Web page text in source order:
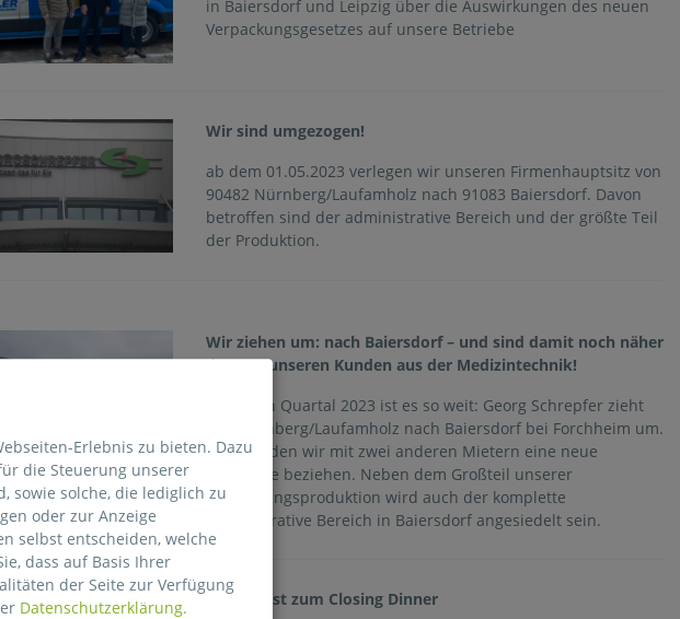
in Baiersdorf und Leipzig über die Auswirkungen des neuen
Verpackungsgesetzes auf unsere Betriebe
Wir sind umgezogen!
ab dem 01.05.2023 verlegen wir unseren Firmenhauptsitz von
90482 Nürnberg/Laufamholz nach 91083 Baiersdorf. Davon
betroffen sind der administrative Bereich und der größte Teil
der Produktion.
Wir ziehen um: nach Baiersdorf – und sind damit noch näher
dran an unseren Kunden aus der Medizintechnik!
Im ersten Quartal 2023 ist es so weit: Georg Schrepfer zieht
von Nürnberg/Laufamholz nach Baiersdorf bei Forchheim um.
Dort werden wir mit zwei anderen Mietern eine neue
Immobilie beziehen. Neben dem Großteil unserer
Verpackungsproduktion wird auch der komplette
administrative Bereich in Baiersdorf angesiedelt sein.
CNC-Kunst zum Closing Dinner
Erlebnis zu bieten. Dazu
die Steuerung unserer
sowie solche, die lediglich zu
oder zur Anzeige
selbst entscheiden, welche
dass auf Basis Ihrer
der Seite zur Verfügung
Datenschutzerklärung.